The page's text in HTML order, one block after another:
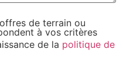
de terrain ou
à vos critères
de la politique de